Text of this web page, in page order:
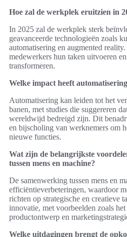
Hoe zal de werkplek eruitzien in
In 2025 zal de werkplek sterk
geavanceerde technologieën zoals
automatisering en augmented
medewerkers hun taken uitvoeren
transformeren.
Welke impact heeft
Automatisering kan leiden tot het
banen, met studies die suggereren
wereldwijd bedreigd zijn. Dit
en bijscholing van werknemers om
nieuwe functies.
Wat zijn de belangrijkste
tussen mens en machine?
De samenwerking tussen mens en
efficiëntieverbeteringen, waardoor
richten op strategische en creatieve
innovatie, met voorbeelden zoals
productontwerp en
Welke uitdagingen brengt de